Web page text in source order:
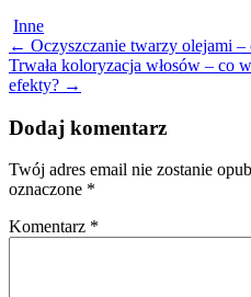
Inne
Post
navigation
← Oczyszczanie twarzy olejami
Trwała koloryzacja włosów – co
efekty? →
Dodaj komentarz
Twój adres email nie zostanie
oznaczone *
Komentarz *